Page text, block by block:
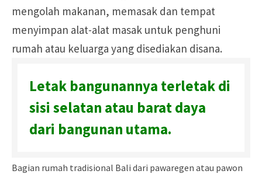
mengolah makanan, memasak dan tempat
menyimpan alat-alat masak untuk penghuni
rumah atau keluarga yang disediakan disana.
Letak bangunannya terletak di
sisi selatan atau barat daya
dari bangunan utama.
Bagian rumah tradisional Bali dari pawaregen atau pawon